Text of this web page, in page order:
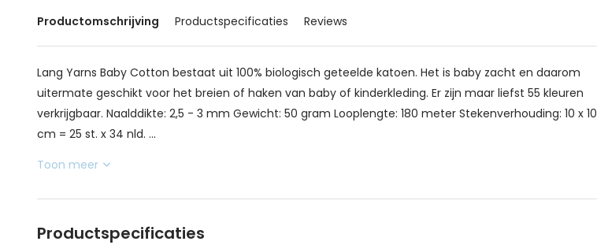
Productomschrijving Productspecificaties Reviews
Lang Yarns Baby Cotton bestaat uit 100% biologisch geteelde katoen. Het is baby zacht en daarom
uitermate geschikt voor het breien of haken van baby of kinderkleding. Er zijn maar liefst 55 kleuren
verkrijgbaar. Naalddikte: 2,5 - 3 mm Gewicht: 50 gram Looplengte: 180 meter Stekenverhouding: 10 x 10
cm = 25 st. x 34 nld. ...
Toon meer
Productspecificaties